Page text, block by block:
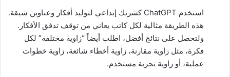
استخدم ChatGPT كشريك إبداعي لتوليد أفكار وعناوين شيقة.
هذه الطريقة مثالية لكل كاتب يعاني من توقف تدفق الأفكار.
ولتحصل على نتائج أفضل، اطلب أيضاً “زاوية مختلفة” لكل
فكرة، مثل زاوية مقارنة، زاوية أخطاء شائعة، زاوية خطوات
عملية، أو زاوية تجربة مستخدم.